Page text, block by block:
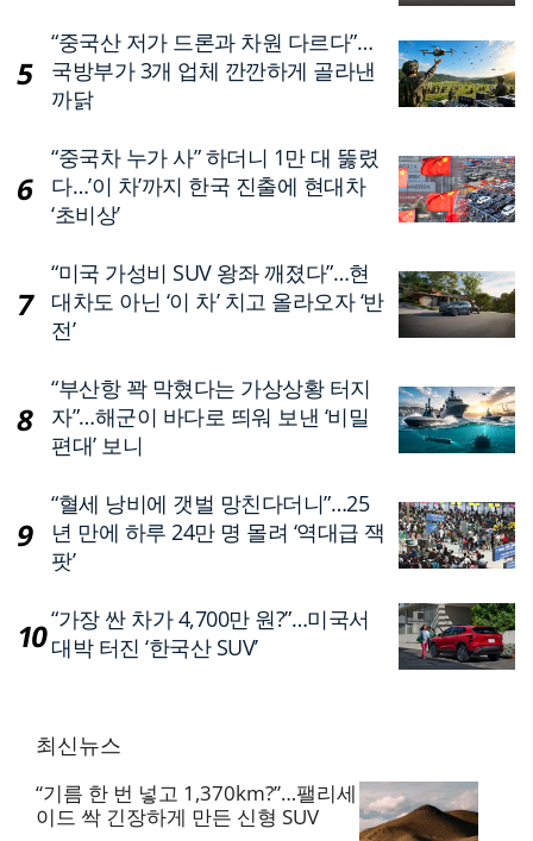
“중국산 저가 드론과 차원 다르다”…
국방부가 3개 업체 깐깐하게 골라낸
까닭
“중국차 누가 사” 하더니 1만 대 뚫렸
다…’이 차’까지 한국 진출에 현대차
‘초비상’
“미국 가성비 SUV 왕좌 깨졌다”…현
대차도 아닌 ‘이 차’ 치고 올라오자 ‘반
전’
“부산항 꽉 막혔다는 가상상황 터지
자”…해군이 바다로 띄워 보낸 ‘비밀
편대’ 보니
“혈세 낭비에 갯벌 망친다더니”…25
년 만에 하루 24만 명 몰려 ‘역대급 잭
팟’
“가장 싼 차가 4,700만 원?”…미국서
대박 터진 ‘한국산 SUV’
최신뉴스
“기름 한 번 넣고 1,370km?”…팰리세
이드 싹 긴장하게 만든 신형 SUV